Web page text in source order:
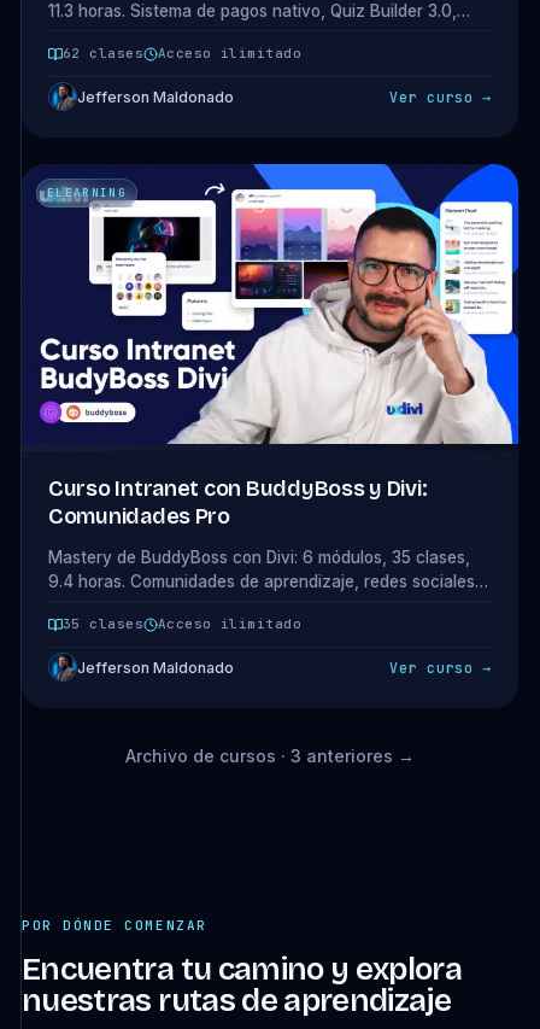
11.3 horas. Sistema de pagos nativo, Quiz Builder 3.0,
incluido en tu plan.
62 clases Acceso ilimitado
Jefferson Maldonado Ver curso →
ELEARNING
Curso Intranet con BuddyBoss y Divi:
Comunidades Pro
Mastery de BuddyBoss con Divi: 6 módulos, 35 clases,
9.4 horas. Comunidades de aprendizaje, redes sociales
incluido en tu plan.
35 clases Acceso ilimitado
Jefferson Maldonado Ver curso →
Archivo de cursos · 3 anteriores →
POR DÓNDE COMENZAR
Encuentra tu camino y explora
nuestras rutas de aprendizaje